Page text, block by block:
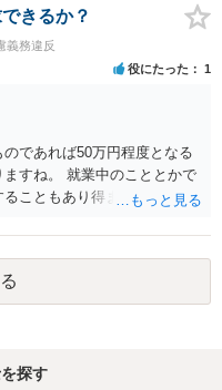
用は変わってきます。
められない可能性がござい
しているのにもかかわらず支
すので請求可能かと存じま
・時間外労働があったこと
あるかと存じます。 ④パワ
の内容によって判断が分か
り等を確認する必要がある
する意思がないのであれば
当な解雇である場合には解
。 回答としては以上になりま
最寄りの法律事務所にご相
対応をしていただくことが
きるか？
義務違反
役にたった 1
であれば50万円程度となる
すね。 就業中のこととかで
こともあり得ます。
探す